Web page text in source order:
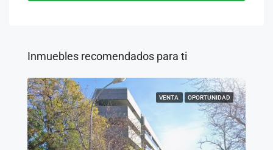
Inmuebles recomendados para ti
VENTA OPORTUNIDAD